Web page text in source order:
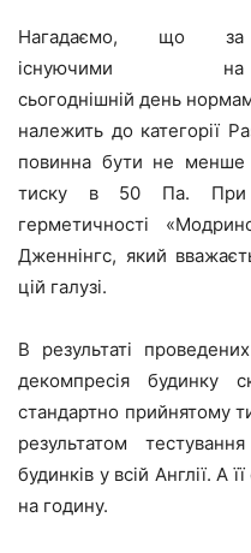
Нагадаємо, що за
існуючими на
сьогоднішній день
належить до категорії
повинна бути не
тиску в 50 Па. При
герметичності
Дженнінгс, який
цій галузі.
В результаті
декомпресія будинку
стандартно прийнятому
результатом
будинків у всій Англії. А
на годину.